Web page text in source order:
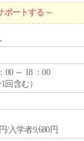
ポートする～
00 ～ 18 ：00
回含む）
/入学者9,680円